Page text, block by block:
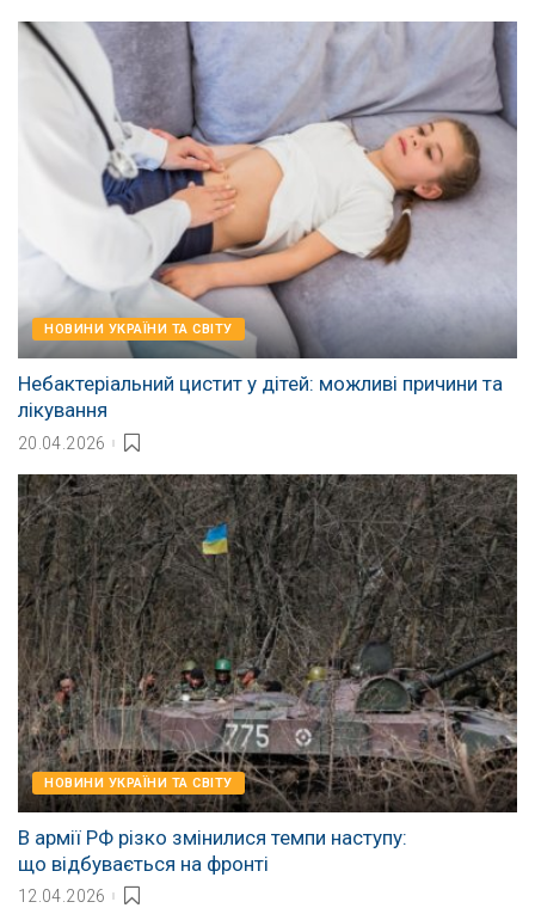
НОВИНИ УКРАЇНИ ТА СВІТУ
Небактеріальний цистит у дітей: можливі причини та
лікування
20.04.2026
НОВИНИ УКРАЇНИ ТА СВІТУ
В армії РФ різко змінилися темпи наступу:
що відбувається на фронті
12.04.2026